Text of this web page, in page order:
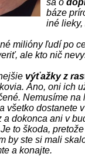
sa o
báze
iné lieky,
milióny ľudí po
ale kto nič
výťažky z
Áno, oni ich
Nemusíme
všetko dostanete
dokonca ani v
to škoda,
by ste si mali
a konajte.